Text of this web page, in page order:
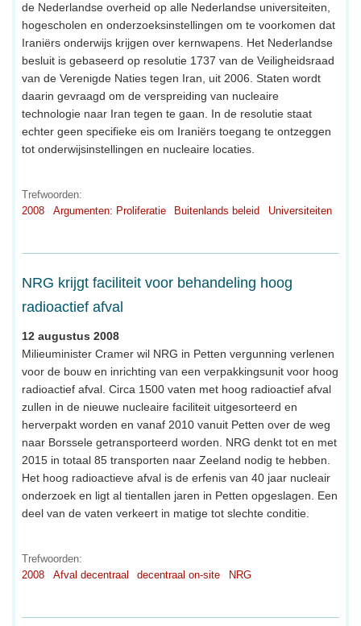
de Nederlandse overheid op alle Nederlandse universiteiten,
hogescholen en onderzoeksinstellingen om te voorkomen dat
Iraniërs onderwijs krijgen over kernwapens. Het Nederlandse
besluit is gebaseerd op resolutie 1737 van de Veiligheidsraad
van de Verenigde Naties tegen Iran, uit 2006. Staten wordt
daarin gevraagd om de verspreiding van nucleaire
technologie naar Iran tegen te gaan. In de resolutie staat
echter geen specifieke eis om Iraniërs toegang te ontzeggen
tot onderwijsinstellingen en nucleaire locaties.
Trefwoorden:
2008
Argumenten: Proliferatie Buitenlands beleid Universiteiten
NRG krijgt faciliteit voor behandeling hoog
radioactief afval
12 augustus 2008
Milieuminister Cramer wil NRG in Petten vergunning verlenen
voor de bouw en inrichting van een verpakkingsunit voor hoog
radioactief afval. Circa 1500 vaten met hoog radioactief afval
zullen in de nieuwe nucleaire faciliteit uitgesorteerd en
herverpakt worden en vanaf 2010 vanuit Petten over de weg
naar Borssele getransporteerd worden. NRG denkt tot en met
2015 in totaal 85 transporten naar Zeeland nodig te hebben.
Het hoog radioactieve afval is de erfenis van 40 jaar nucleair
onderzoek en ligt al tientallen jaren in Petten opgeslagen. Een
deel van de vaten verkeert in matige tot slechte conditie.
Trefwoorden:
2008
Afval decentraal decentraal on-site NRG